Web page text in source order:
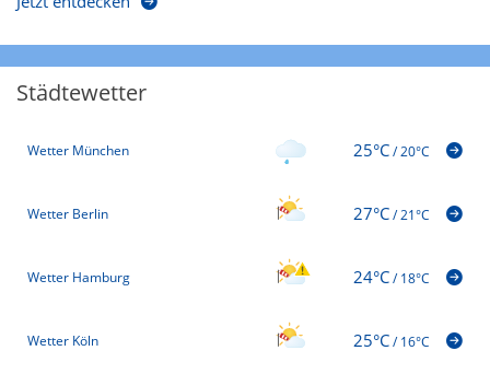
Städtewetter
Wetter München 25°C/20°C
Wetter Berlin 27°C/21°C
Wetter Hamburg 24°C/18°C
Wetter Köln 25°C/16°C